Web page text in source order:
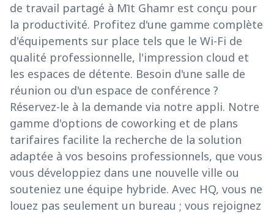
de travail partagé à Mīt Ghamr est conçu pour
la productivité. Profitez d'une gamme complète
d'équipements sur place tels que le Wi-Fi de
qualité professionnelle, l'impression cloud et
les espaces de détente. Besoin d'une salle de
réunion ou d'un espace de conférence ?
Réservez-le à la demande via notre appli. Notre
gamme d'options de coworking et de plans
tarifaires facilite la recherche de la solution
adaptée à vos besoins professionnels, que vous
vous développiez dans une nouvelle ville ou
souteniez une équipe hybride. Avec HQ, vous ne
louez pas seulement un bureau ; vous rejoignez